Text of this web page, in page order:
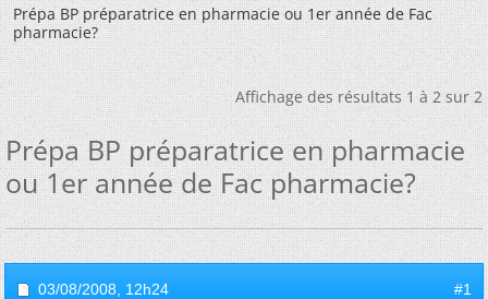
Prépa BP préparatrice en pharmacie ou 1er année de Fac
pharmacie?
Affichage des résultats 1 à 2 sur 2
Prépa BP préparatrice en pharmacie
ou 1er année de Fac pharmacie?
03/08/2008, 12h24 #1